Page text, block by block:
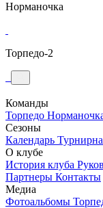
Норманочка
Торпедо-2
Команды
Торпедо
Сезоны
Календарь
О клубе
История клуба
Партнеры Контакты
Медиа
Фотоальбомы